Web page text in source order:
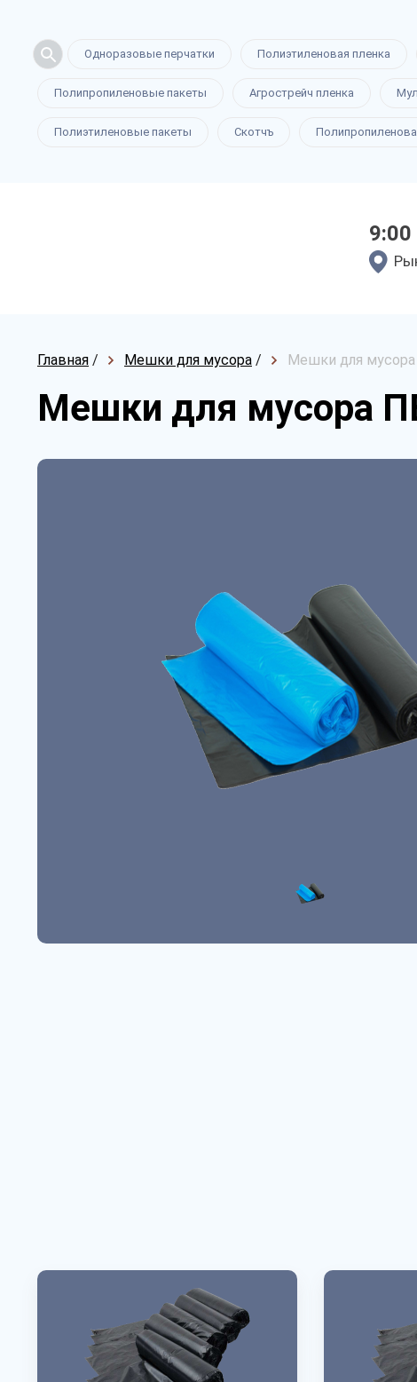
Одноразовые перчатки Полиэтиленовая пленка
Полипропиленовые пакеты Агрострейч пленка
Полиэтиленовые пакеты Скотчъ
Главная / Мешки для мусора / Мешки для
Мешки для мусора